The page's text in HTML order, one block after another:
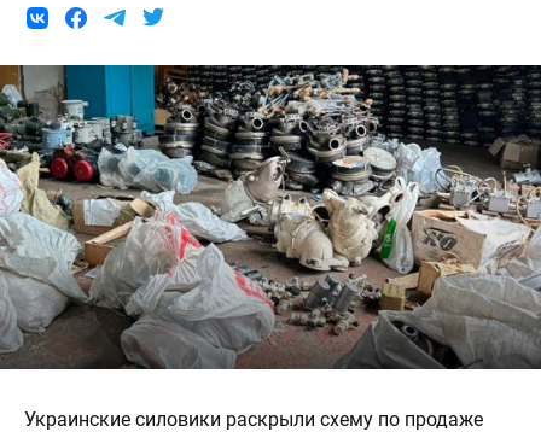
Украинские силовики раскрыли схему по продаже